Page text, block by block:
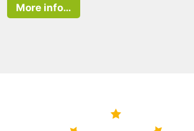
More info…